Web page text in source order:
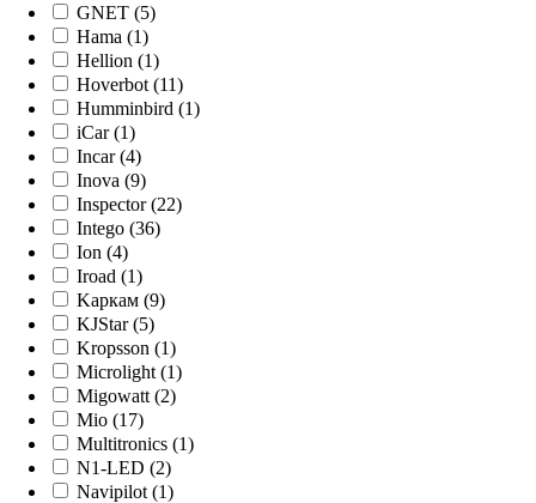
GNET (5)
Hama (1)
Hellion (1)
Hoverbot (11)
Humminbird (1)
iCar (1)
Incar (4)
Inova (9)
Inspector (22)
Intego (36)
Ion (4)
Iroad (1)
Kaркам (9)
KJStar (5)
Kropsson (1)
Microlight (1)
Migowatt (2)
Mio (17)
Multitronics (1)
N1-LED (2)
Navipilot (1)